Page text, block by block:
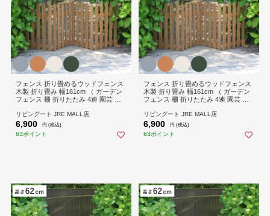
フェンス 折り畳めるウッドフェンス
木製 折り畳み 幅161cm （ ガーデン
フェンス 柵 折りたたみ 4連 園芸 エ
壇 庭 ベランダ バルコニー ガーデニ
ング 木製ガーデンフェンス 蝶番 イ
ンテリア ） 【ライトブラウン】
リビングート JRE MALL店
6,900 円 (税込)
63ポイント
フェンス 折り畳めるウッドフェンス
木製 折り畳み 幅161cm （ ガーデン
フェンス 柵 折りたたみ 4連 園芸 エ
壇 庭 ベランダ バルコニー ガーデニ
ング 木製ガーデンフェンス 蝶番 イ
ンテリア ） 【グレー】
リビングート JRE MALL店
6,900 円 (税込)
63ポイント